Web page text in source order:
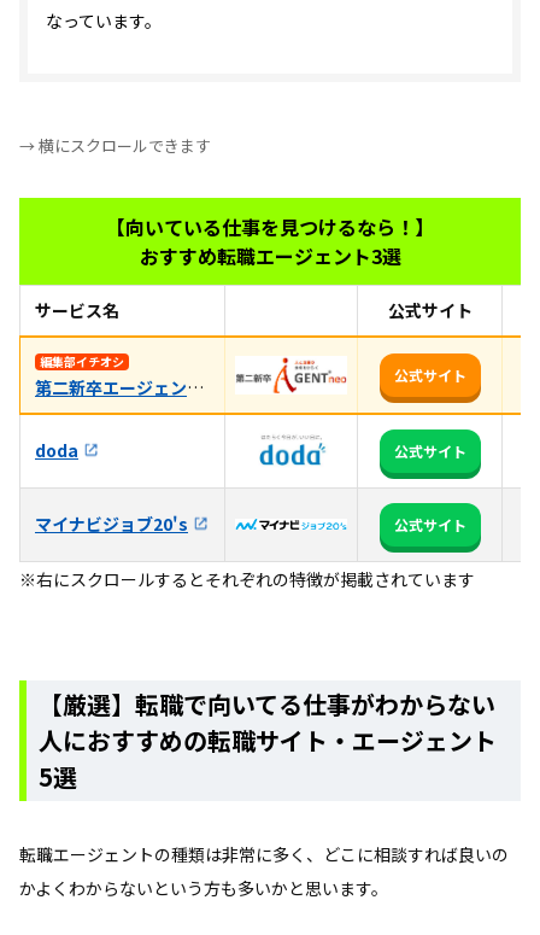
なっています。
→ 横にスクロールできます
【向いている仕事を見つけるなら！】
おすすめ転職エージェント3選
サービス名 公式サイト
編集部イチオシ
第二新卒エージェントneo
公式サイト
doda 公式サイト
マイナビジョブ20's 公式サイト
※右にスクロールするとそれぞれの特徴が掲載されています
【厳選】転職で向いてる仕事がわからない
人におすすめの転職サイト・エージェント
5選
転職エージェントの種類は非常に多く、どこに相談すれば良いの
かよくわからないという方も多いかと思います。